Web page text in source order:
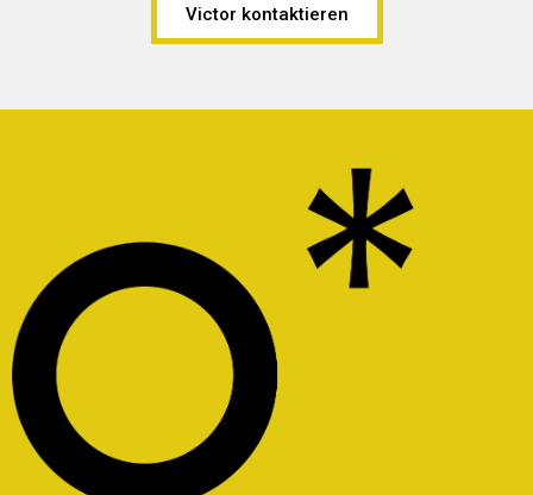
Victor kontaktieren